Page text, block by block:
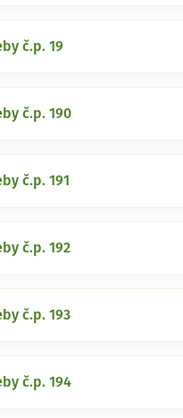
č.p. 19
č.p. 190
č.p. 191
č.p. 192
č.p. 193
č.p. 194